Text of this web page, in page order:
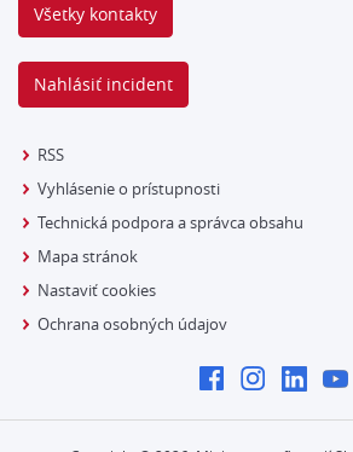
Všetky kontakty
Nahlásiť incident
RSS
Vyhlásenie o prístupnosti
Technická podpora a správca obsahu
Mapa stránok
Nastaviť cookies
Ochrana osobných údajov